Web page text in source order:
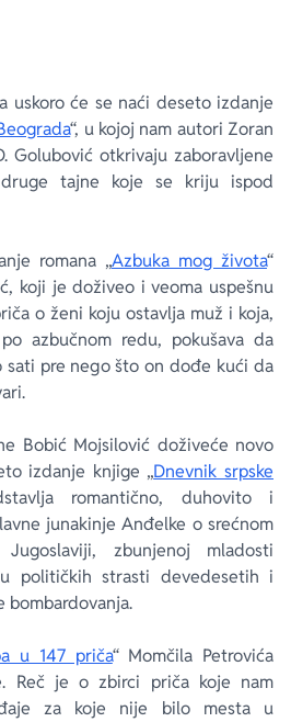
uskoro će se naći deseto izdanje
“, u kojoj nam autori Zoran
Golubović otkrivaju zaboravljene
tajne koje se kriju ispod
romana „Azbuka mog života“
koji je doživeo i veoma uspešnu
o ženi koju ostavlja muž i koja,
azbučnom redu, pokušava da
sati pre nego što on dođe kući da
Bobić Mojsilović doživeće novo
izdanje knjige „Dnevnik srpske
romantično, duhovito i
junakinje Anđelke o srećnom
zbunjenoj mladosti
političkih strasti devedesetih i
bombardovanja.
u 147 priča“ Momčila Petrovića
Reč je o zbirci priča koje nam
za koje nije bilo mesta u